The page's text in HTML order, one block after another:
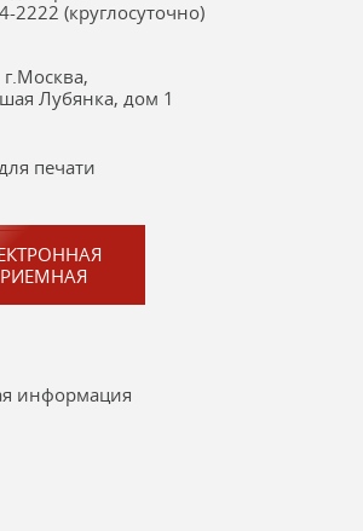
2222 (круглосуточно)
Лубянка, дом 1
печати
информация